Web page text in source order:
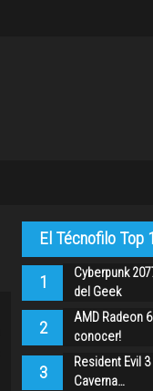
El Técnofilo Top
1
Cyberpunk
del Geek
2
AMD Radeon
conocer!
3
Resident Evil
Caverna…